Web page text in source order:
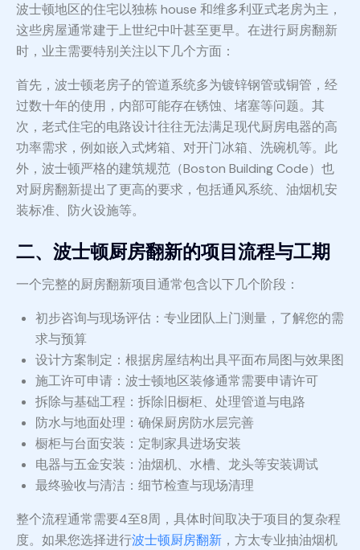
波士顿地区的住宅以独栋 house 和维多利亚式老房为主，
这些房屋通常建于上世纪中叶甚至更早。在进行厨房翻新
时，业主需要特别关注以下几个方面：
首先，波士顿老房子的管道系统多为镀锌钢管或铜管，经
过数十年的使用，内部可能存在锈蚀、堵塞等问题。其
次，老式住宅的电路设计往往无法满足现代厨房电器的高
功率需求，例如嵌入式烤箱、对开门冰箱、洗碗机等。此
外，波士顿严格的建筑规范（Boston Building Code）也
对厨房翻新提出了更高的要求，包括通风系统、油烟机安
装标准、防火设施等。
二、波士顿厨房翻新的项目流程与工期
一个完整的厨房翻新项目通常包含以下几个阶段：
初步咨询与现场评估：专业团队上门测量，了解您的需
求与预算
设计方案制定：根据房屋结构出具平面布局图与效果图
施工许可申请：波士顿地区装修通常需要申请许可
拆除与基础工程：拆除旧橱柜、处理管道与电路
防水与地面处理：确保厨房防水层完善
橱柜与台面安装：定制家具进场安装
电器与五金安装：油烟机、水槽、龙头等安装调试
最终验收与清洁：细节检查与现场清理
整个流程通常需要4至8周，具体时间取决于项目的复杂程
度。如果您选择进行波士顿厨房翻新 ，方太专业抽油烟机